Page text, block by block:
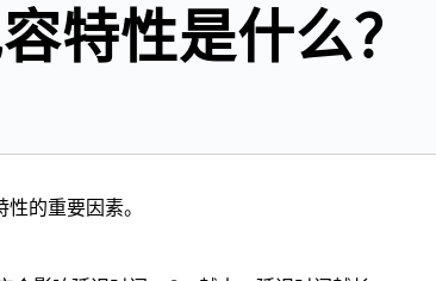
特性是什么？
的重要因素。